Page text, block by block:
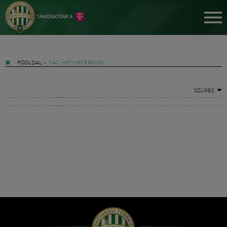
FŐOLDAL » TAG: HÉTMÉTERESEK
SZŰRÉS
Hírek